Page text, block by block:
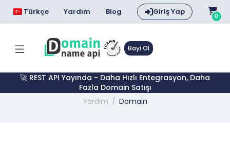
Türkçe Yardım Blog Giriş Yap 0
Bayi Ol
🚀 REST API Yayında - Daha Hızlı Entegrasyon, Daha
Fazla Domain Satışı
Yardım
Domain